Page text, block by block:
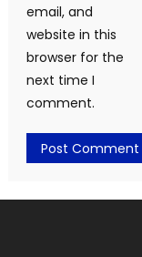
email, and
website in this
browser for the
next time I
comment.